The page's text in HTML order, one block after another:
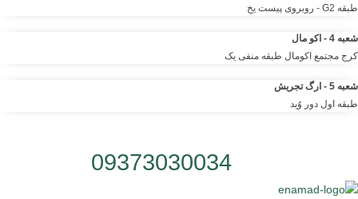
طبقه G2 - روبروی پیست یخ
شعبه 4 - اکو مال
کرج مجتمع اکومال طبقه منفی یک
شعبه 5 - ارگ تجریش
طبقه اول دور وُید
09373030034